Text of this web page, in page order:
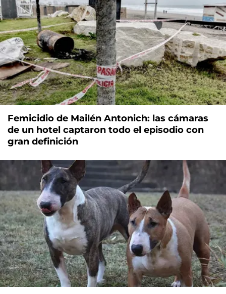
Femicidio de Mailén Antonich: las cámaras
de un hotel captaron todo el episodio con
gran definición